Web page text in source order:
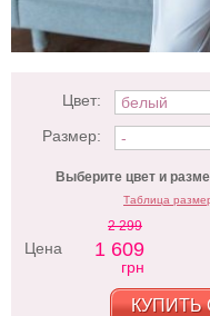
Цвет:
Размер:
Выберите цвет и
Таблица
Цена
2 299
1 609
грн
КУПИТЬ